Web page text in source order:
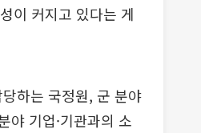
이 커지고 있다는 게
하는 국정원, 군 분야
야 기업·기관과의 소